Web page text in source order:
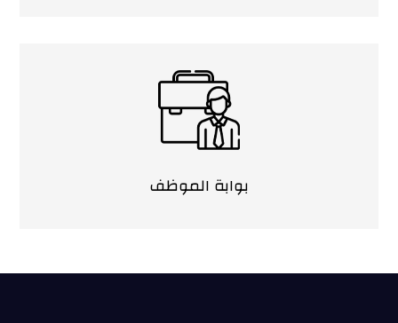
بوابة الموظف